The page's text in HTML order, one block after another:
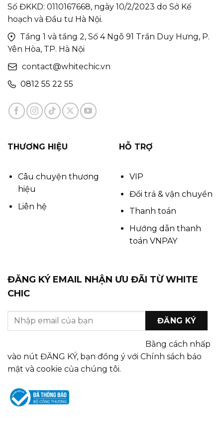
Số ĐKKD: 0110167668, ngày 10/2/2023 do Sở Kế
hoạch và Đầu tư Hà Nội.
Tầng 1 và tầng 2, Số 4 Ngõ 91 Trần Duy Hưng, P.
Yên Hòa, TP. Hà Nội
contact@whitechic.vn
0812 55 22 55
THƯƠNG HIỆU
Câu chuyện thương
hiệu
Liên hệ
HỖ TRỢ
VIP
Đổi trả & vận chuyển
Thanh toán
Hướng dẫn thanh
toán VNPAY
ĐĂNG KÝ EMAIL NHẬN ƯU ĐÃI TỪ WHITE
CHIC
Bằng cách nhấp
vào nút ĐĂNG KÝ, bạn đồng ý với Chính sách bảo
mật và cookie của chúng tôi.